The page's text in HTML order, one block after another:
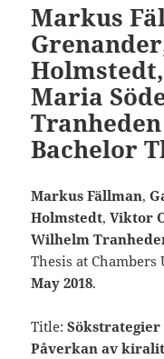
Markus
Maria
Bachelor
Markus Fällman,
Holmstedt,Viktor
Wilhelm
Thesis at
May 2018.
Title:
Påverkan av